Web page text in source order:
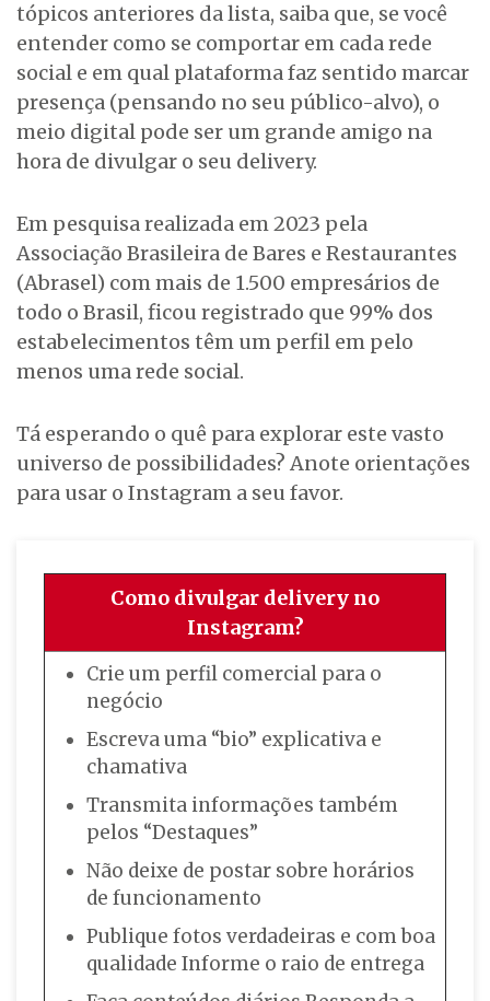
tópicos anteriores da lista, saiba que, se você
entender como se comportar em cada rede
social e em qual plataforma faz sentido marcar
presença (pensando no seu público-alvo), o
meio digital pode ser um grande amigo na
hora de divulgar o seu delivery.
Em pesquisa realizada em 2023 pela
Associação Brasileira de Bares e Restaurantes
(Abrasel) com mais de 1.500 empresários de
todo o Brasil, ficou registrado que 99% dos
estabelecimentos têm um perfil em pelo
menos uma rede social.
Tá esperando o quê para explorar este vasto
universo de possibilidades? Anote orientações
para usar o Instagram a seu favor.
Como divulgar delivery no
Instagram?
Crie um perfil comercial para o
negócio
Escreva uma “bio” explicativa e
chamativa
Transmita informações também
pelos “Destaques”
Não deixe de postar sobre horários
de funcionamento
Publique fotos verdadeiras e com boa
qualidade Informe o raio de entrega